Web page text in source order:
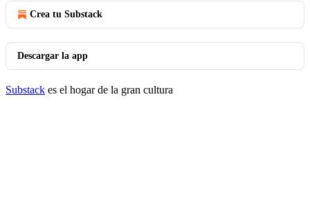
Crea tu Substack
Descargar la app
Substack es el hogar de la gran cultura